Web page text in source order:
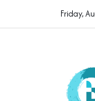
Friday,